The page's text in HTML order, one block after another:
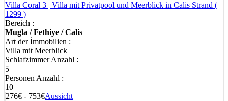
Villa Coral 3 | Villa mit Privatpool und Meerblick in Calis Strand (
1299 )
Bereich :
Mugla / Fethiye / Calis
Art der İmmobilien :
Villa mit Meerblick
Schlafzimmer Anzahl :
5
Personen Anzahl :
10
276€ - 753€Aussicht